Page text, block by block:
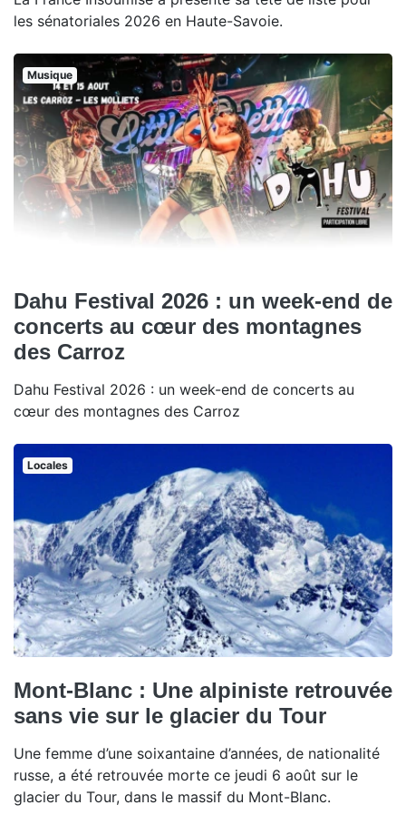
les sénatoriales 2026 en Haute-Savoie.
Musique
Dahu Festival 2026 : un week-end de
concerts au cœur des montagnes
des Carroz
Dahu Festival 2026 : un week-end de concerts au
cœur des montagnes des Carroz
Locales
Mont-Blanc : Une alpiniste retrouvée
sans vie sur le glacier du Tour
Une femme d’une soixantaine d’années, de nationalité
russe, a été retrouvée morte ce jeudi 6 août sur le
glacier du Tour, dans le massif du Mont-Blanc.